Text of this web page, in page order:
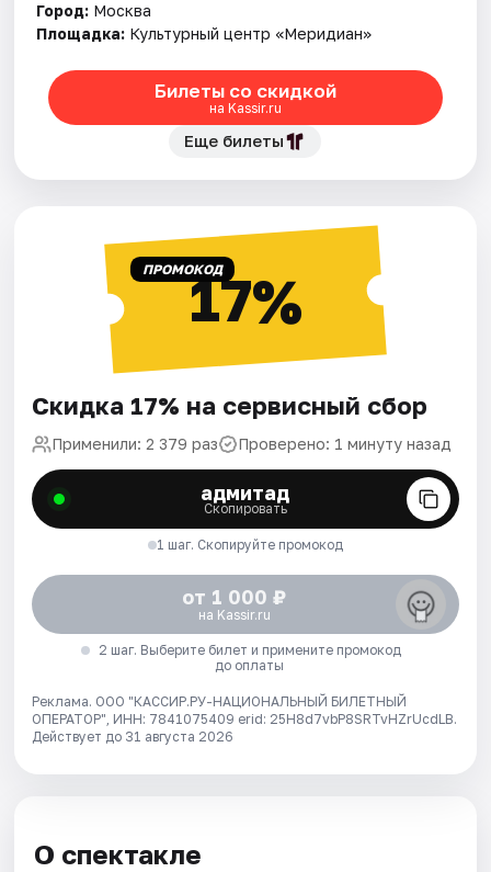
Город: Москва
Площадка: Культурный центр «Меридиан»
Билеты со скидкой
на Kassir.ru
Еще билеты
ПРОМОКОД17%
Скидка 17% на сервисный сбор
Применили: 2 379 раз Проверено: 1 минуту назад
адмитад
Скопировать
1 шаг. Скопируйте промокод
от 1 000 ₽
на Kassir.ru
2 шаг. Выберите билет и примените промокод
до оплаты
Реклама. ООО "КАССИР.РУ-НАЦИОНАЛЬНЫЙ БИЛЕТНЫЙ
ОПЕРАТОР", ИНН: 7841075409 erid: 25H8d7vbP8SRTvHZrUcdLB.
Действует до 31 августа 2026
О спектакле